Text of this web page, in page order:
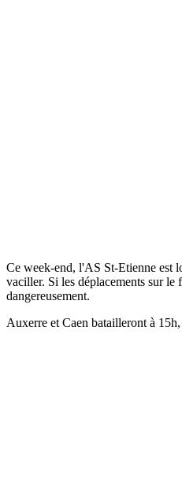
Ce week-end, l'AS St-Etienne est
vaciller. Si les déplacements sur
dangereusement.
Auxerre et Caen batailleront à